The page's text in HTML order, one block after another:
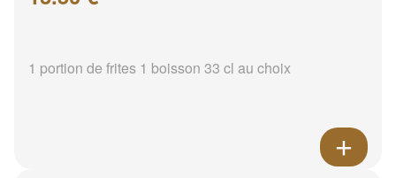
1 portion de frites 1 boisson 33 cl au choix